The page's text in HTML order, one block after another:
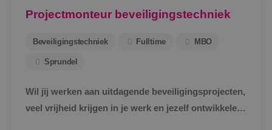
Projectmonteur beveiligingstechniek
Beveiligingstechniek Fulltime MBO
Sprundel
Wil jij werken aan uitdagende beveiligingsprojecten,
veel vrijheid krijgen in je werk en jezelf ontwikkelen